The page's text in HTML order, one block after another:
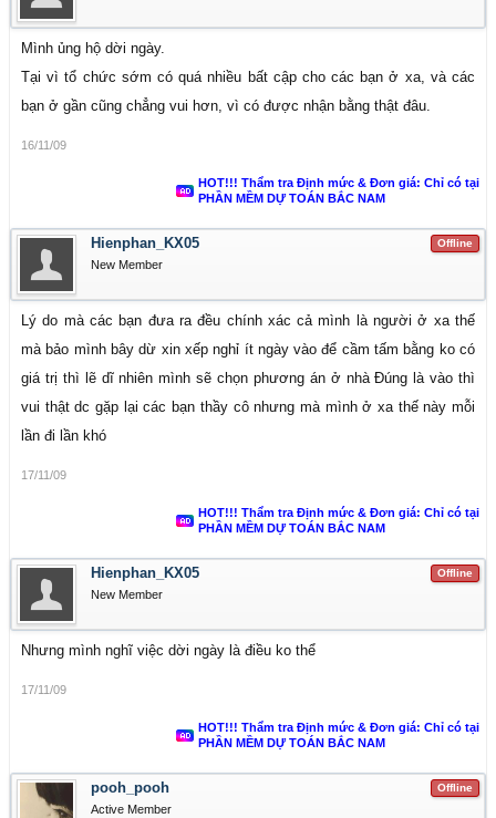
Mình ủng hộ dời ngày.
Tại vì tổ chức sớm có quá nhiều bất cập cho các bạn ở xa, và các
bạn ở gần cũng chẳng vui hơn, vì có được nhận bằng thật đâu.
16/11/09
HOT!!! Thẩm tra Định mức & Đơn giá: Chỉ có tại
PHẦN MỀM DỰ TOÁN BẮC NAM
Offline
Hienphan_KX05
New Member
Lý do mà các bạn đưa ra đều chính xác cả mình là người ở xa thế
mà bảo mình bây dừ xin xếp nghỉ ít ngày vào để cầm tấm bằng ko có
giá trị thì lẽ dĩ nhiên mình sẽ chọn phương án ở nhà Đúng là vào thì
vui thật dc gặp lại các bạn thầy cô nhưng mà mình ở xa thế này mỗi
lần đi lần khó
17/11/09
HOT!!! Thẩm tra Định mức & Đơn giá: Chỉ có tại
PHẦN MỀM DỰ TOÁN BẮC NAM
Offline
Hienphan_KX05
New Member
Nhưng mình nghĩ việc dời ngày là điều ko thể
17/11/09
HOT!!! Thẩm tra Định mức & Đơn giá: Chỉ có tại
PHẦN MỀM DỰ TOÁN BẮC NAM
Offline
pooh_pooh
Active Member